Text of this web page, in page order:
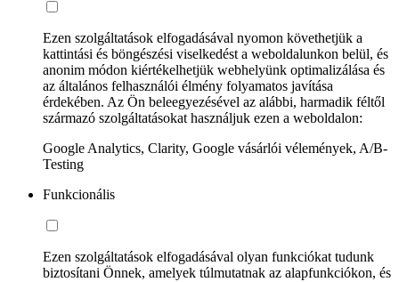
Ezen szolgáltatások elfogadásával nyomon követhetjük a
kattintási és böngészési viselkedést a weboldalunkon belül, és
anonim módon kiértékelhetjük webhelyünk optimalizálása és
az általános felhasználói élmény folyamatos javítása
érdekében. Az Ön beleegyezésével az alábbi, harmadik féltől
származó szolgáltatásokat használjuk ezen a weboldalon:
Google Analytics, Clarity, Google vásárlói vélemények, A/B-
Testing
Funkcionális
Ezen szolgáltatások elfogadásával olyan funkciókat tudunk
biztosítani Önnek, amelyek túlmutatnak az alapfunkciókon, és